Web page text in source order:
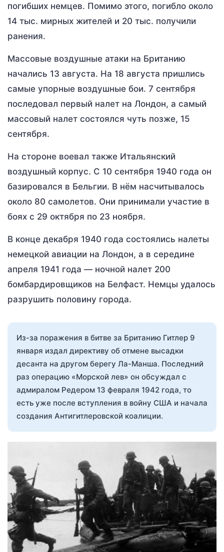
погибших немцев. Помимо этого, погибло около
14 тыс. мирных жителей и 20 тыс. получили
ранения.
Массовые воздушные атаки на Британию
начались 13 августа. На 18 августа пришлись
самые упорные воздушные бои. 7 сентября
последовал первый налет на Лондон, а самый
массовый налет состоялся чуть позже, 15
сентября.
На стороне воевал также Итальянский
воздушный корпус. С 10 сентября 1940 года он
базировался в Бельгии. В нём насчитывалось
около 80 самолетов. Они принимали участие в
боях с 29 октября по 23 ноября.
В конце декабря 1940 года состоялись налеты
немецкой авиации на Лондон, а в середине
апреля 1941 года — ночной налет 200
бомбардировщиков на Белфаст. Немцы удалось
разрушить половину города.
Из-за поражения в битве за Британию Гитлер 9
января издал директиву об отмене высадки
десанта на другом берегу Ла-Манша. Последний
раз операцию «Морской лев» он обсуждал с
адмиралом Редером 13 февраля 1942 года, то
есть уже после вступления в войну США и начала
создания Антигитлеровской коалиции.